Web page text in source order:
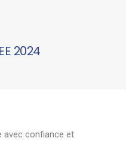
2024
avec confiance et